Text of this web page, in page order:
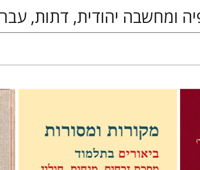
ומחשבה יהודית, דתות,
דוד וייס הלבני